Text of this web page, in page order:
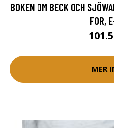
BOKEN OM BECK OCH
FOR,
MER